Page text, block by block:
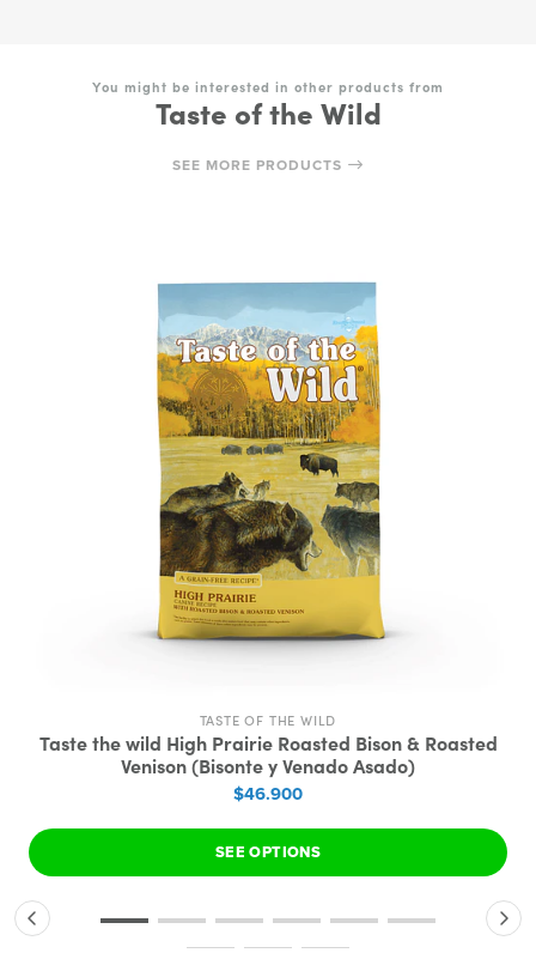
You might be interested in other products from
Taste of the Wild
SEE MORE PRODUCTS
TASTE OF THE WILD
Taste the wild High Prairie Roasted Bison & Roasted
Venison (Bisonte y Venado Asado)
$46.900
SEE OPTIONS